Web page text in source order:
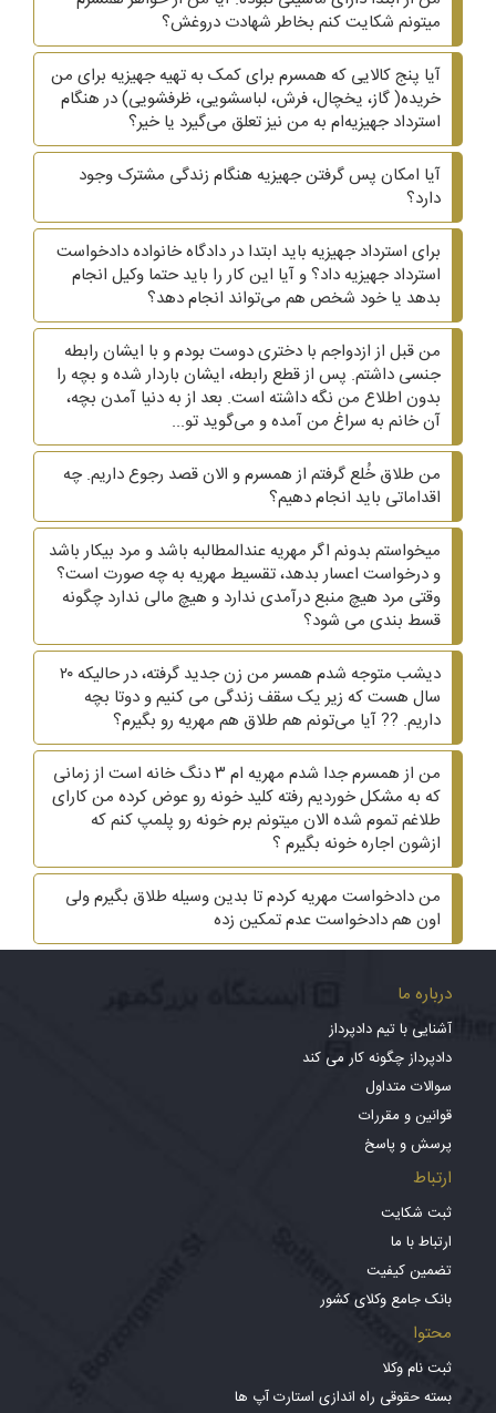
میتونم شکایت کنم بخاطر شهادت دروغش؟
آیا پنج کالایی که همسرم برای کمک به تهیه جهیزیه برای من
خریده( گاز، یخچال، فرش، لباسشویی، ظرفشویی)‌ در هنگام
استرداد جهیزیه‌ام به من نیز تعلق می‌گیرد یا خیر؟
آیا امکان پس گرفتن جهیزیه هنگام زندگی مشترک وجود
دارد؟
برای استرداد جهیزیه باید ابتدا در دادگاه خانواده دادخواست
استرداد جهیزیه داد؟ و آیا این کار را باید حتما وکیل انجام
بدهد یا خود شخص هم می‌تواند انجام دهد؟
من قبل از ازدواجم با دختری دوست بودم و با ایشان رابطه
جنسی داشتم. پس از قطع رابطه، ایشان باردار شده و بچه را
بدون اطلاع من نگه داشته است. بعد از به دنیا آمدن بچه،
آن خانم به سراغ من آمده و می‌گوید تو...
من طلاق خُلع گرفتم از همسرم و الان قصد رجوع داریم. چه
اقداماتی باید انجام دهیم؟
میخواستم بدونم اگر مهریه عندالمطالبه باشد و مرد بیکار باشد
و درخواست اعسار بدهد، تقسیط مهریه به چه صورت است؟
وقتی مرد هیچ منبع درآمدی ندارد و هیچ مالی ندارد چگونه
قسط بندی می شود؟
دیشب متوجه شدم همسر من زن جدید گرفته، در حالیکه ۲۰
سال هست که زیر یک سقف زندگی می کنیم و دوتا بچه
داریم. ?? آیا می‌تونم هم طلاق هم مهریه رو بگیرم؟
من از همسرم جدا شدم مهریه ام ۳ دنگ خانه است از زمانی
که به مشکل خوردیم رفته کلید خونه رو عوض کرده من کارای
طلاغم تموم شده الان میتونم برم خونه رو پلمپ کنم که
ازشون اجاره خونه بگیرم ؟
من دادخواست مهریه کردم تا بدین وسیله طلاق بگیرم ولی
اون هم دادخواست عدم تمکین زده
درباره ما
آشنایی با تیم دادپرداز
دادپرداز چگونه کار می کند
سوالات متداول
قوانین و مقررات
پرسش و پاسخ
ارتباط
ثبت شکایت
ارتباط با ما
تضمین کیفیت
بانک جامع وکلای کشور
محتوا
ثبت نام وکلا
بسته حقوقی راه اندازی استارت آپ ها